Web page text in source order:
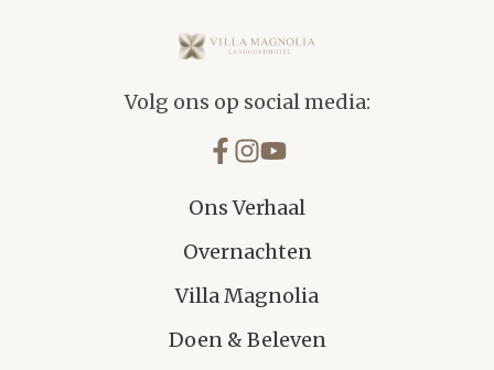
Volg ons op social media:
Ons Verhaal
Overnachten
Villa Magnolia
Doen & Beleven